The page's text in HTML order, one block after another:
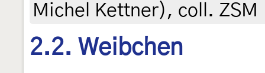
Michel Kettner), coll. ZSM
2.2. Weibchen